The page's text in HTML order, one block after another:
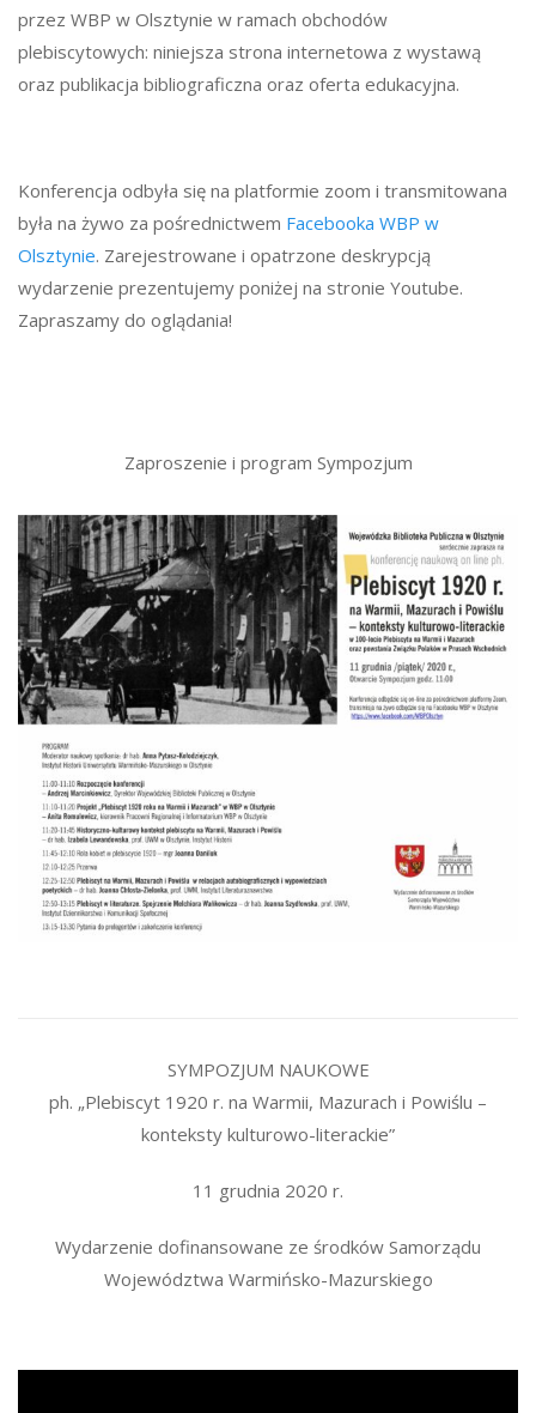
przez WBP w Olsztynie w ramach obchodów
plebiscytowych: niniejsza strona internetowa z wystawą
oraz publikacja bibliograficzna oraz oferta edukacyjna.
Konferencja odbyła się na platformie zoom i transmitowana
była na żywo za pośrednictwem Facebooka WBP w
Olsztynie. Zarejestrowane i opatrzone deskrypcją
wydarzenie prezentujemy poniżej na stronie Youtube.
Zapraszamy do oglądania!
Zaproszenie i program Sympozjum
SYMPOZJUM NAUKOWE
ph. „Plebiscyt 1920 r. na Warmii, Mazurach i Powiślu –
konteksty kulturowo-literackie”
11 grudnia 2020 r.
Wydarzenie dofinansowane ze środków Samorządu
Województwa Warmińsko-Mazurskiego